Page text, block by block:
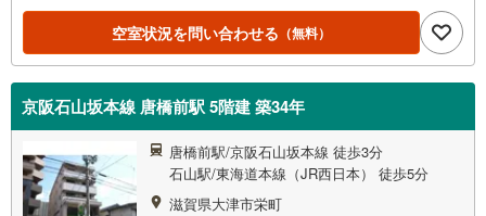
空室状況を問い合わせる （無料）
京阪石山坂本線 唐橋前駅 5階建 築34年
唐橋前駅/京阪石山坂本線 徒歩3分
石山駅/東海道本線（JR西日本） 徒歩5分
滋賀県大津市栄町